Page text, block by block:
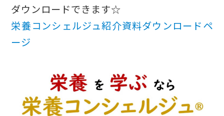
ダウンロードできます☆
栄養コンシェルジュ紹介資料ダウンロードペ
ージ